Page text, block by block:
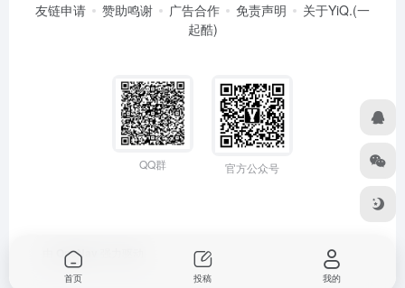
友链申请 赞助鸣谢 广告合作 免责声明
关于YiQ.(一
起酷)
QQ群 官方公众号
OneNav
首页 投稿 我的